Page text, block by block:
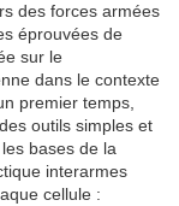
des forces armées
éprouvées de
sur le
dans le contexte
premier temps,
outils simples et
bases de la
interarmes
cellule :